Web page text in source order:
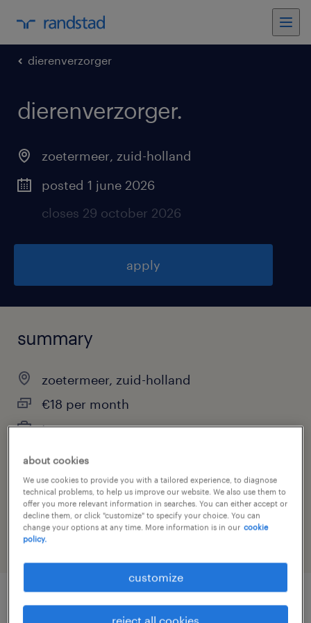
dierenverzorger
dierenverzorger.
zoetermeer, zuid-holland
posted 1 june 2026
closes 29 october 2026
apply
summary
zoetermeer, zuid-holland
€18 per month
temporary
job category
other
about cookies
We use cookies to provide you with a tailored experience, to diagnose
technical problems, to help us improve our website. We also use them to
offer you more relevant information in searches. You can either accept or
decline them, or click "customize" to specify your choice. You can
change your options at any time. More information is in our cookie
policy.
customize
reject all cookies